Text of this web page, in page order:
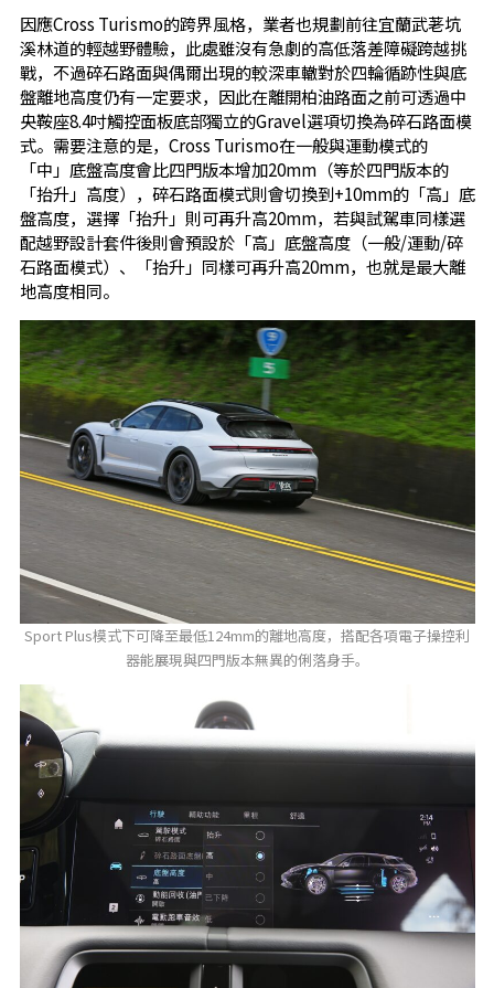
因應Cross Turismo的跨界風格，業者也規劃前往宜蘭武荖坑
溪林道的輕越野體驗，此處雖沒有急劇的高低落差障礙跨越挑
戰，不過碎石路面與偶爾出現的較深車轍對於四輪循跡性與底
盤離地高度仍有一定要求，因此在離開柏油路面之前可透過中
央鞍座8.4吋觸控面板底部獨立的Gravel選項切換為碎石路面模
式。需要注意的是，Cross Turismo在一般與運動模式的
「中」底盤高度會比四門版本增加20mm（等於四門版本的
「抬升」高度），碎石路面模式則會切換到+10mm的「高」底
盤高度，選擇「抬升」則可再升高20mm，若與試駕車同樣選
配越野設計套件後則會預設於「高」底盤高度（一般/運動/碎
石路面模式）、「抬升」同樣可再升高20mm，也就是最大離
地高度相同。
Sport Plus模式下可降至最低124mm的離地高度，搭配各項電子操控利
器能展現與四門版本無異的俐落身手。